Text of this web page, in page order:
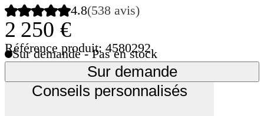
4.8(538 avis)
2 250 €
Référence produit: 4580292
Sur demande - Pas en stock
Sur demande
Conseils personnalisés